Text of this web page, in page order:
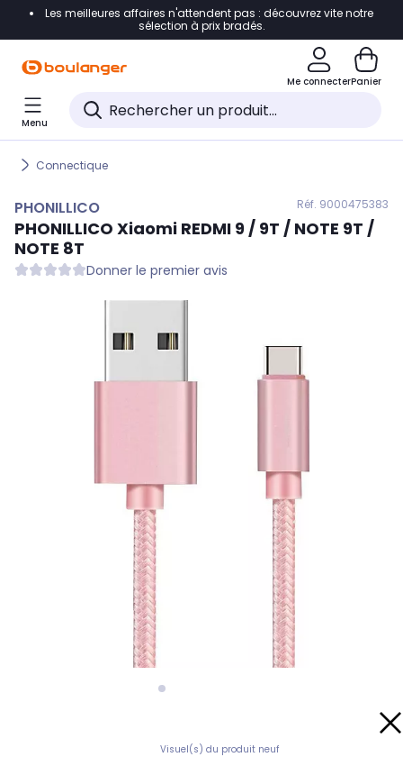
Accéder directement à la navigation
Accéder directement au pied de page
Accéder directement au chatbot
Les meilleures affaires n'attendent pas : découvrez vite notre
sélection à prix bradés.
Me connecterPanier
Menu
Connectique
PHONILLICO Réf. 9000475383
PHONILLICO Xiaomi REDMI 9 / 9T / NOTE 9T /
NOTE 8T
Donner le premier avis
Visuel(s) du produit neuf